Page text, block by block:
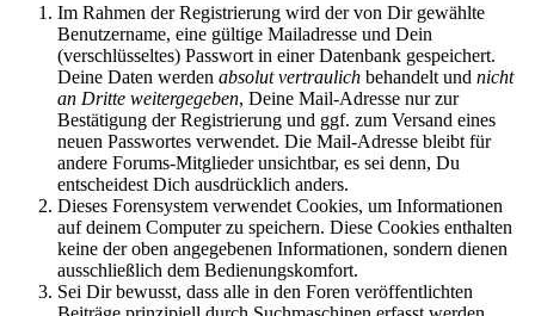
Im Rahmen der Registrierung wird der von Dir gewählte
Benutzername, eine gültige Mailadresse und Dein
(verschlüsseltes) Passwort in einer Datenbank gespeichert.
Deine Daten werden absolut vertraulich behandelt und nicht
an Dritte weitergegeben, Deine Mail-Adresse nur zur
Bestätigung der Registrierung und ggf. zum Versand eines
neuen Passwortes verwendet. Die Mail-Adresse bleibt für
andere Forums-Mitglieder unsichtbar, es sei denn, Du
entscheidest Dich ausdrücklich anders.
Dieses Forensystem verwendet Cookies, um Informationen
auf deinem Computer zu speichern. Diese Cookies enthalten
keine der oben angegebenen Informationen, sondern dienen
ausschließlich dem Bedienungskomfort.
Sei Dir bewusst, dass alle in den Foren veröffentlichten